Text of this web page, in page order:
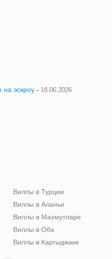
на эскроу - 18.06.2026
Виллы в Турции
Виллы в Аланье
Виллы в Махмутларе
Виллы в Оба
Виллы в Каргыджаке